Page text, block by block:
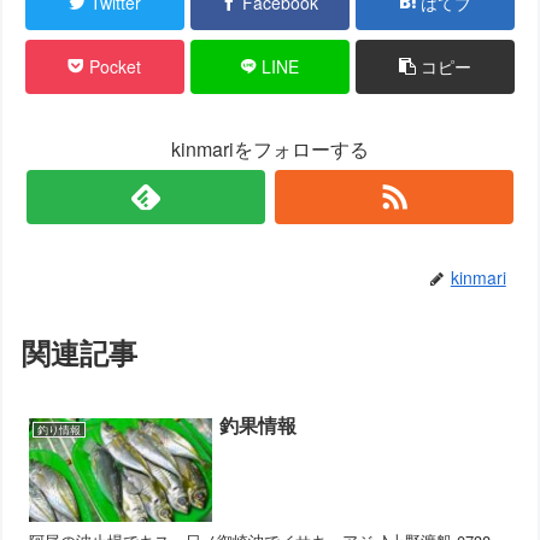
Pocket LINE コピー
kinmariをフォローする
kinmari
関連記事
釣り情報 釣果情報